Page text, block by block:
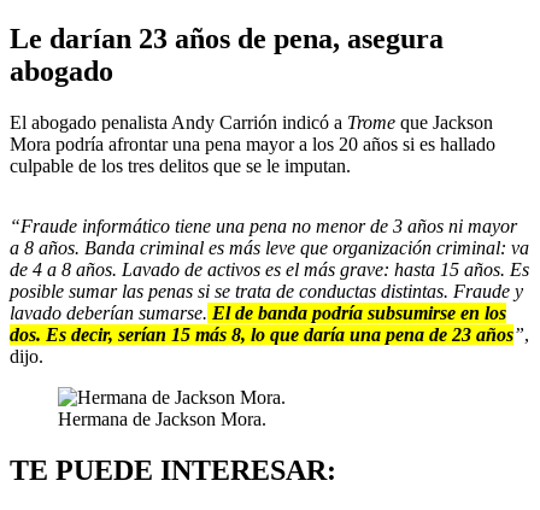
Le darían 23 años de pena, asegura
abogado
El abogado penalista Andy Carrión indicó a Trome que Jackson
Mora podría afrontar una pena mayor a los 20 años si es hallado
culpable de los tres delitos que se le imputan.
“Fraude informático tiene una pena no menor de 3 años ni mayor
a 8 años. Banda criminal es más leve que organización criminal: va
de 4 a 8 años. Lavado de activos es el más grave: hasta 15 años. Es
posible sumar las penas si se trata de conductas distintas. Fraude y
lavado deberían sumarse. El de banda podría subsumirse en los
dos. Es decir, serían 15 más 8, lo que daría una pena de 23 años”,
dijo.
Hermana de Jackson Mora.
TE PUEDE INTERESAR: